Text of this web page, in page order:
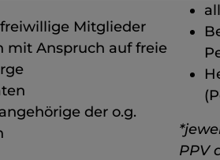
Mitglieder
mit Anspruch auf freie
der o.g.
PPV